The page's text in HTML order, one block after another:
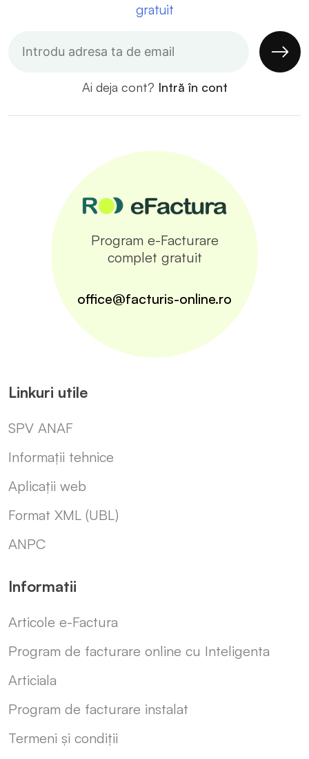
gratuit
Ai deja cont? Intră în cont
Program e-Facturare
complet gratuit
office@facturis-online.ro
Linkuri utile
SPV ANAF
Informații tehnice
Aplicații web
Format XML (UBL)
ANPC
Informatii
Articole e-Factura
Program de facturare online cu Inteligenta
Articiala
Program de facturare instalat
Termeni și condiții